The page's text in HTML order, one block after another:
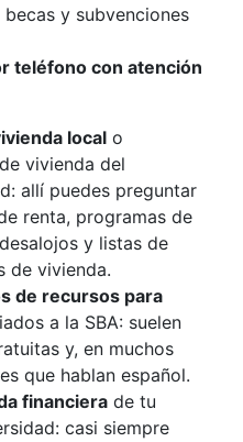
y subvenciones
teléfono con atención
local o
vivienda del
allí puedes preguntar
renta, programas de
y listas de
de vivienda.
de recursos para
a la SBA: suelen
y, en muchos
que hablan español.
financiera de tu
casi siempre